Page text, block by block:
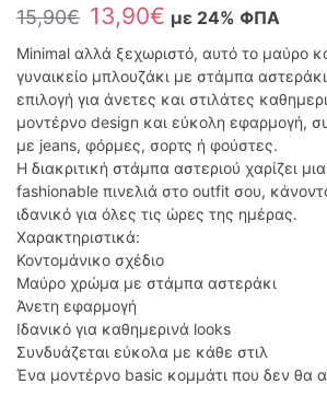
15,90€ 13,90€ με 24% ΦΠΑ
Minimal αλλά ξεχωριστό, αυτό το μαύρο
γυναικείο μπλουζάκι με στάμπα αστεράκι
επιλογή για άνετες και στιλάτες
μοντέρνο design και εύκολη εφαρμογή,
με jeans, φόρμες, σορτς ή φούστες.
Η διακριτική στάμπα αστεριού χαρίζει μια
fashionable πινελιά στο outfit σου,
ιδανικό για όλες τις ώρες της ημέρας.
Χαρακτηριστικά:
Κοντομάνικο σχέδιο
Μαύρο χρώμα με στάμπα αστεράκι
Άνετη εφαρμογή
Ιδανικό για καθημερινά looks
Συνδυάζεται εύκολα με κάθε στιλ
Ένα μοντέρνο basic κομμάτι που δεν θα